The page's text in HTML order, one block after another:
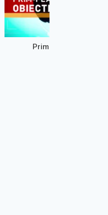
Prim-Plan Obiectiv